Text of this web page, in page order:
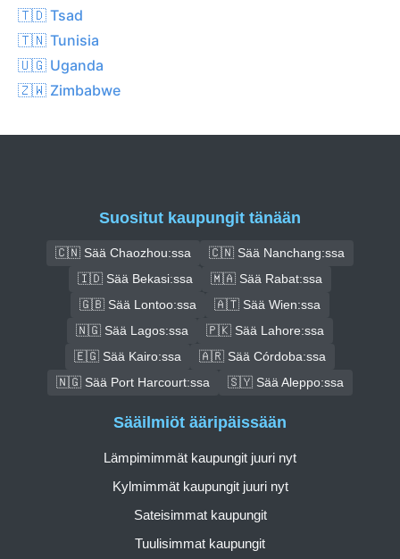
🇹🇩 Tsad
🇹🇳 Tunisia
🇺🇬 Uganda
🇿🇼 Zimbabwe
Suositut kaupungit tänään
🇨🇳 Sää Chaozhou:ssa
🇨🇳 Sää Nanchang:ssa
🇮🇩 Sää Bekasi:ssa
🇲🇦 Sää Rabat:ssa
🇬🇧 Sää Lontoo:ssa
🇦🇹 Sää Wien:ssa
🇳🇬 Sää Lagos:ssa
🇵🇰 Sää Lahore:ssa
🇪🇬 Sää Kairo:ssa
🇦🇷 Sää Córdoba:ssa
🇳🇬 Sää Port Harcourt:ssa
🇸🇾 Sää Aleppo:ssa
Sääilmiöt ääripäissään
Lämpimimmät kaupungit juuri nyt
Kylmimmät kaupungit juuri nyt
Sateisimmat kaupungit
Tuulisimmat kaupungit